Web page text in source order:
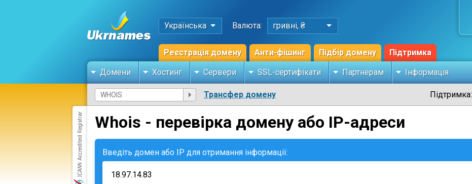
Українська Валюта: гривні, ₴
Реєстрація домену Анти-фішинг Підбір домену Підтримка
Домени Хостинг Сервери SSL-сертифікати Партнерам Інформація
Трансфер домену Підтримка:
Whois - перевірка домену або IP-адреси
Введіть домен або IP для отримання інформації: